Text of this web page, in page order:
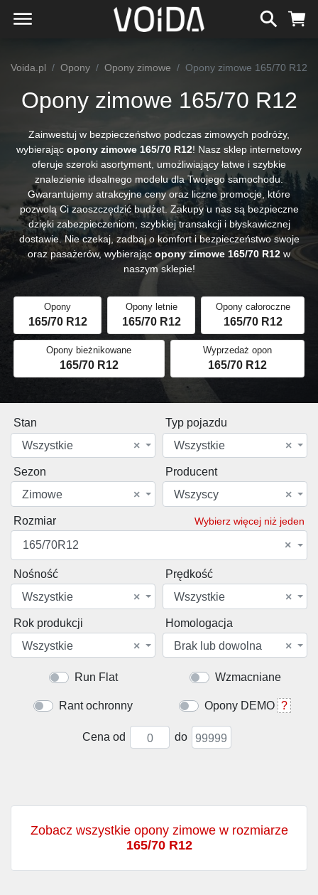
Voida.pl Opony Opony zimowe Opony zimowe 165/70 R12
Opony zimowe 165/70 R12
Zainwestuj w bezpieczeństwo podczas zimowych podróży,
wybierając opony zimowe 165/70 R12! Nasz sklep internetowy
oferuje szeroki asortyment, umożliwiający łatwe i szybkie
znalezienie idealnego modelu dla Twojego samochodu.
Gwarantujemy atrakcyjne ceny oraz liczne promocje, które
pozwolą Ci zaoszczędzić budżet. Zakupy u nas są bezpieczne
dzięki zabezpieczeniom, szybkiej transakcji i błyskawicznej
dostawie. Nie czekaj, zadbaj o komfort i bezpieczeństwo swoje
oraz pasażerów, wybierając opony zimowe 165/70 R12 w
naszym sklepie!
Opony
165/70 R12
Opony letnie
165/70 R12
Opony całoroczne
165/70 R12
Opony bieżnikowane
165/70 R12
Wyprzedaż opon
165/70 R12
Stan
×
Wszystkie
Typ pojazdu
×
Wszystkie
Sezon
×
Zimowe
Producent
×
Wszyscy
Rozmiar Wybierz więcej niż jeden
×
165/70R12
Nośność
×
Wszystkie
Prędkość
×
Wszystkie
Rok produkcji
×
Wszystkie
Homologacja
×
Brak lub dowolna
Run Flat Wzmacniane
Rant ochronny Opony DEMO ?
Cena od do
Zobacz wszystkie opony zimowe w rozmiarze
165/70 R12